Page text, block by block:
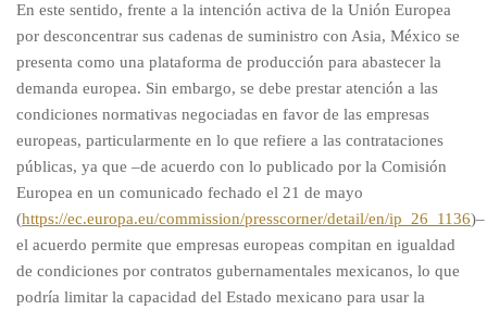
En este sentido, frente a la intención activa de la Unión Europea
por desconcentrar sus cadenas de suministro con Asia, México se
presenta como una plataforma de producción para abastecer la
demanda europea. Sin embargo, se debe prestar atención a las
condiciones normativas negociadas en favor de las empresas
europeas, particularmente en lo que refiere a las contrataciones
públicas, ya que –de acuerdo con lo publicado por la Comisión
Europea en un comunicado fechado el 21 de mayo
(https://ec.europa.eu/commission/presscorner/detail/en/ip_26_1136)–
el acuerdo permite que empresas europeas compitan en igualdad
de condiciones por contratos gubernamentales mexicanos, lo que
podría limitar la capacidad del Estado mexicano para usar la